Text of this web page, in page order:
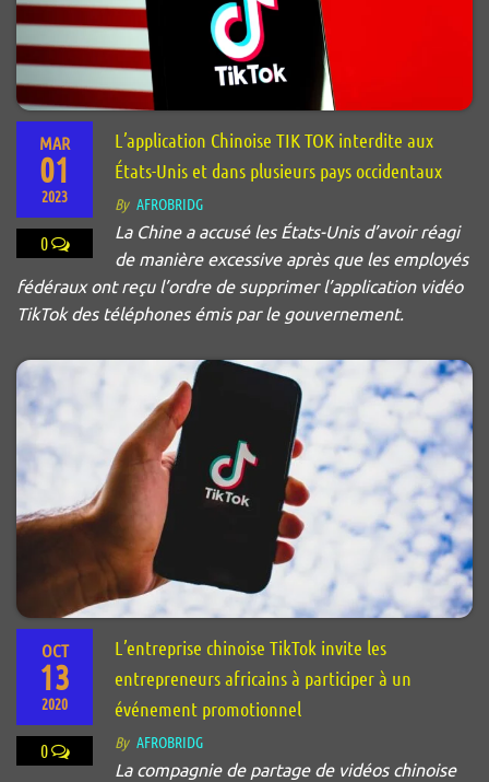
MAR
01
2023
0
L’application Chinoise TIK TOK interdite aux
États-Unis et dans plusieurs pays occidentaux
By AFROBRIDG
La Chine a accusé les États-Unis d’avoir réagi
de manière excessive après que les employés
fédéraux ont reçu l’ordre de supprimer l’application vidéo
TikTok des téléphones émis par le gouvernement.
OCT
13
2020
0
L’entreprise chinoise TikTok invite les
entrepreneurs africains à participer à un
événement promotionnel
By AFROBRIDG
La compagnie de partage de vidéos chinoise